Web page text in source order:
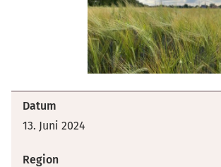
Datum
13. Juni 2024
Region